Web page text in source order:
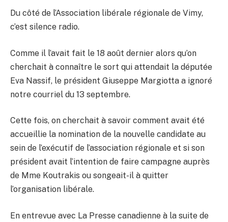
Du côté de l’Association libérale régionale de Vimy,
c’est silence radio.
Comme il l’avait fait le 18 août dernier alors qu’on
cherchait à connaître le sort qui attendait la députée
Eva Nassif, le président Giuseppe Margiotta a ignoré
notre courriel du 13 septembre.
Cette fois, on cherchait à savoir comment avait été
accueillie la nomination de la nouvelle candidate au
sein de l’exécutif de l’association régionale et si son
président avait l’intention de faire campagne auprès
de Mme Koutrakis ou songeait-il à quitter
l’organisation libérale.
En entrevue avec La Presse canadienne à la suite de